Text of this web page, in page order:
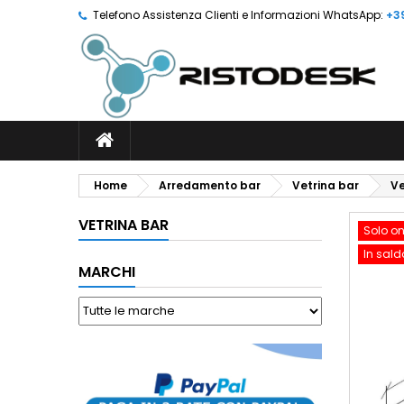
Telefono Assistenza Clienti e Informazioni WhatsApp:
Home Arredamento bar Vetrina bar
VETRINA BAR
MARCHI
Solo
In